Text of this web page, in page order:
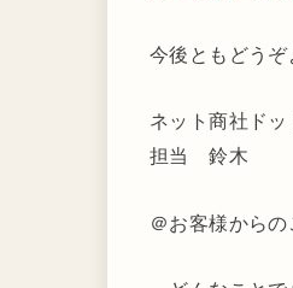
今後ともどうぞ
ネット商社ドッ
担当 鈴木
＠お客様からの